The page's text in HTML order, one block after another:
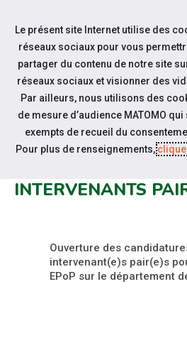
Aller au contenu
Notre actualité
PROJET EPOP :
INTERVENANTS
Ouverture des
intervenant(e)s pair(e)s
EPoP sur le département
Le présent site Internet utilise des
réseaux sociaux pour vous
partager du contenu de notre site
réseaux sociaux et visionner des
Par ailleurs, nous utilisons des
de mesure d’audience MATOMO qui
exempts de recueil du
Pour plus de renseignements,